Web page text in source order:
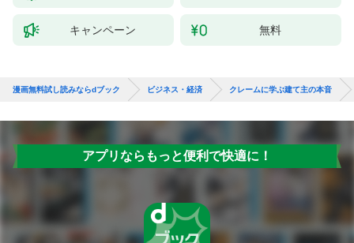
キャンペーン 無料
漫画無料試し読みならdブック ビジネス・経済 クレームに学ぶ建て主の本音
アプリならもっと便利で快適に！